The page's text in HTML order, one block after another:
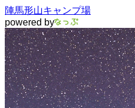
陣馬形山キャンプ場
powered by